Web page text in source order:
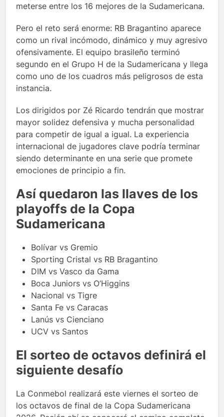
meterse entre los 16 mejores de la Sudamericana.
Pero el reto será enorme: RB Bragantino aparece
como un rival incómodo, dinámico y muy agresivo
ofensivamente. El equipo brasileño terminó
segundo en el Grupo H de la Sudamericana y llega
como uno de los cuadros más peligrosos de esta
instancia.
Los dirigidos por Zé Ricardo tendrán que mostrar
mayor solidez defensiva y mucha personalidad
para competir de igual a igual. La experiencia
internacional de jugadores clave podría terminar
siendo determinante en una serie que promete
emociones de principio a fin.
Así quedaron las llaves de los
playoffs de la Copa
Sudamericana
Bolívar vs Gremio
Sporting Cristal vs RB Bragantino
DIM vs Vasco da Gama
Boca Juniors vs O’Higgins
Nacional vs Tigre
Santa Fe vs Caracas
Lanús vs Cienciano
UCV vs Santos
El sorteo de octavos definirá el
siguiente desafío
La Conmebol realizará este viernes el sorteo de
los octavos de final de la Copa Sudamericana